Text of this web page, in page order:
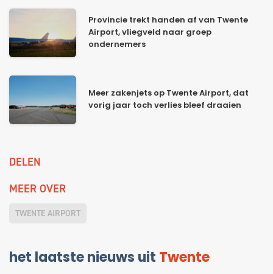
Provincie trekt handen af van Twente
Airport, vliegveld naar groep
ondernemers
Meer zakenjets op Twente Airport, dat
vorig jaar toch verlies bleef draaien
DELEN
MEER OVER
TWENTE AIRPORT
het laatste nieuws uit Twente